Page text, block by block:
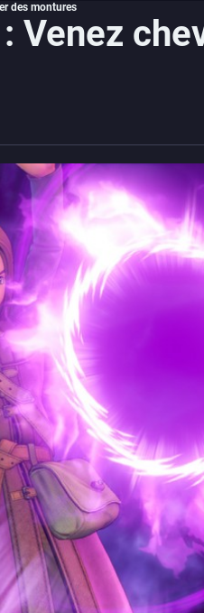
des montures
Venez